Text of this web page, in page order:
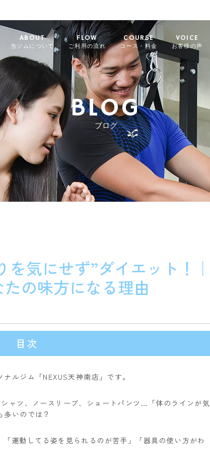
ABOUT
当ジムについて
FLOW
ご利用の流れ
COURSE
コース・料金
VOICE
お客様の声
BLOG
ブログ
気にせず”ダイエット！｜
の味方になる理由
目次
ルジム「NEXUS天神南店」です。
ャツ、ノースリーブ、ショートパンツ… 「体のラインが気
いのでは？
「運動してる姿を見られるのが苦手」
「器具の使い方がわ